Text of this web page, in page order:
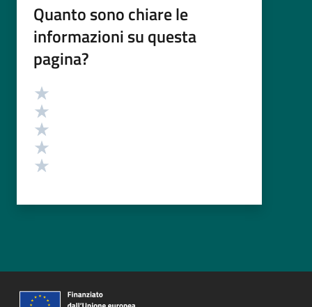
Quanto sono chiare le
informazioni su questa
pagina?
Valutazione